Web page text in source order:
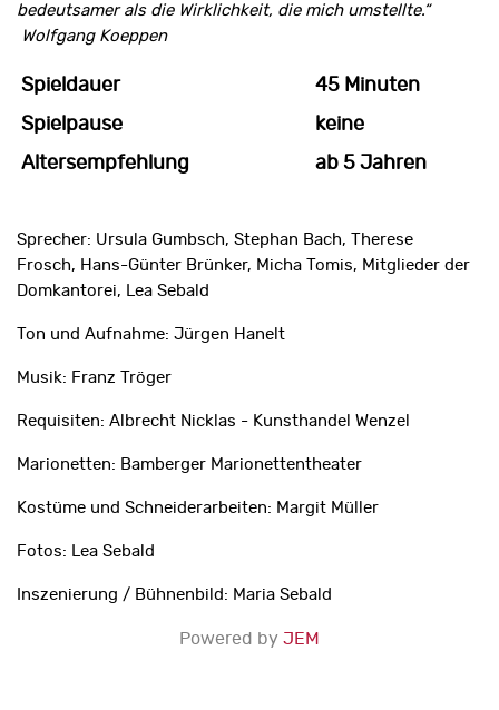
bedeutsamer als die Wirklichkeit, die mich umstellte.“
Wolfgang Koeppen
Spieldauer
45 Minuten
Spielpause
keine
Altersempfehlung
ab 5 Jahren
Sprecher: Ursula Gumbsch, Stephan Bach, Therese
Frosch, Hans-Günter Brünker, Micha Tomis, Mitglieder der
Domkantorei, Lea Sebald
Ton und Aufnahme: Jürgen Hanelt
Musik: Franz Tröger
Requisiten: Albrecht Nicklas - Kunsthandel Wenzel
Marionetten: Bamberger Marionettentheater
Kostüme und Schneiderarbeiten: Margit Müller
Fotos: Lea Sebald
Inszenierung / Bühnenbild: Maria Sebald
Powered by JEM